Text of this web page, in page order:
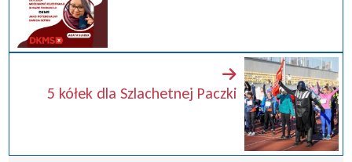
5 kółek dla Szlachetnej Paczki